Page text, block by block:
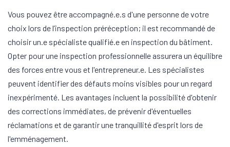
Vous pouvez être accompagné.e.s d'une personne de votre
choix lors de l’inspection préréception; il est recommandé de
choisir un.e spécialiste qualifié.e en inspection du bâtiment.
Opter pour une inspection professionnelle assurera un équilibre
des forces entre vous et l'entrepreneur.e. Les spécialistes
peuvent identifier des défauts moins visibles pour un regard
inexpérimenté. Les avantages incluent la possibilité d'obtenir
des corrections immédiates, de prévenir d'éventuelles
réclamations et de garantir une tranquillité d'esprit lors de
l'emménagement.